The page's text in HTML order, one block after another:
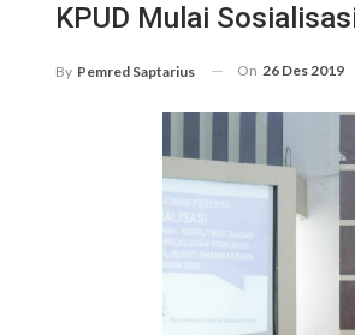
KPUD Mulai
By Pemred Saptarius On 26 Des 2019